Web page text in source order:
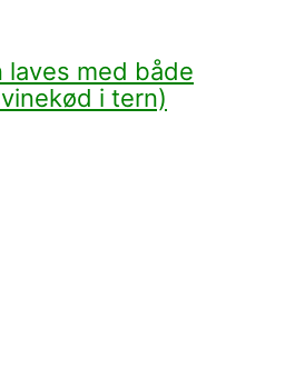
laves med både
i tern)